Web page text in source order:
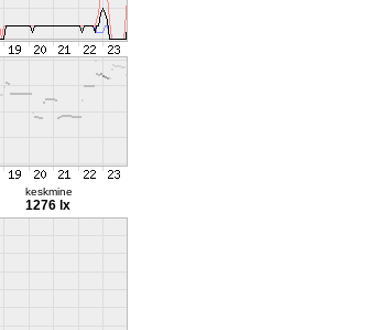
keskmine
1276 lx